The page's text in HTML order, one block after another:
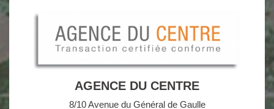
AGENCE DU CENTRE
8/10 Avenue du Général de Gaulle